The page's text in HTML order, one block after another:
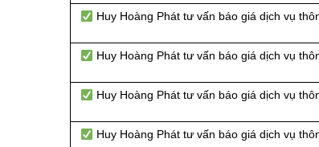
Huy Hoàng Phát tư vấn báo giá dịch vụ
Huy Hoàng Phát tư vấn báo giá dịch vụ
Huy Hoàng Phát tư vấn báo giá dịch vụ
Huy Hoàng Phát tư vấn báo giá dịch vụ